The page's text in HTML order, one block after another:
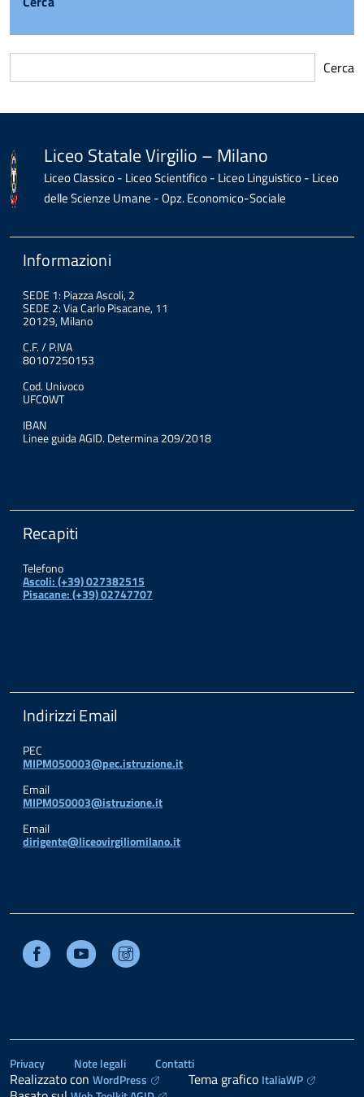
Cerca
all'inizio
contenutoLiceo Statale Virgilio – Milano
Liceo Classico - Liceo Scientifico - Liceo Linguistico - Liceo
delle Scienze Umane - Opz. Economico-Sociale
Informazioni
SEDE 1: Piazza Ascoli, 2
SEDE 2: Via Carlo Pisacane, 11
20129, Milano
C.F. / P.IVA
80107250153
Cod. Univoco
UFC0WT
IBAN
Linee guida AGID. Determina 209/2018
Recapiti
Telefono
Ascoli: (+39) 027382515
Pisacane: (+39) 02747707
Indirizzi Email
PEC
MIPM050003@pec.istruzione.it
Email
MIPM050003@istruzione.it
Email
dirigente@liceovirgiliomilano.it
Facebook Youtube
Privacy Note legali Contatti
Realizzato con WordPress Tema grafico ItaliaWP